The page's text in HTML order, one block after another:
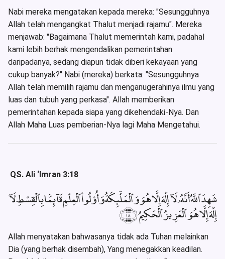
Nabi mereka mengatakan kepada mereka: "Sesungguhnya
Allah telah mengangkat Thalut menjadi rajamu". Mereka
menjawab: "Bagaimana Thalut memerintah kami, padahal
kami lebih berhak mengendalikan pemerintahan
daripadanya, sedang diapun tidak diberi kekayaan yang
cukup banyak?" Nabi (mereka) berkata: "Sesungguhnya
Allah telah memilih rajamu dan menganugerahinya ilmu yang
luas dan tubuh yang perkasa". Allah memberikan
pemerintahan kepada siapa yang dikehendaki-Nya. Dan
Allah Maha Luas pemberian-Nya lagi Maha Mengetahui.
QS. Ali ‘Imran 3:18
شَهِدَ ٱللَّهُ أَنَّهُۥ لَآ إِلَٰهَ إِلَّا هُوَ وَٱلْمَلَٰٓئِكَةُ وَأُو۟لُوا۟ ٱلْعِلْمِ قَآئِمًۢا بِٱلْقِسْطِ لَآ
إِلَٰهَ إِلَّا هُوَ ٱلْعَزِيزُ ٱلْحَكِيمُ ﴿١٨﴾
Allah menyatakan bahwasanya tidak ada Tuhan melainkan
Dia (yang berhak disembah), Yang menegakkan keadilan.